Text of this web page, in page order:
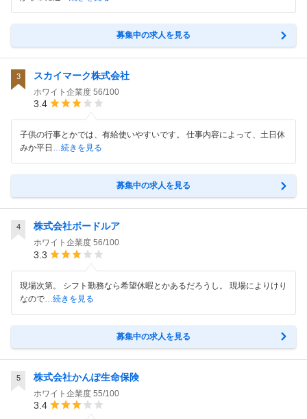
募集中の求人を見る
3 スカイマーク株式会社
ホワイト企業度 56/100
3.4
子供の行事とかでは、有給使いやすいです。 仕事内容によって、土日休
みか平日 …続きを見る
募集中の求人を見る
4 株式会社ボードルア
ホワイト企業度 56/100
3.3
現場次第。 シフト勤務なら希望休暇とかあるだろうし。 現場によりけり
なので …続きを見る
募集中の求人を見る
5 株式会社かんぽ生命保険
ホワイト企業度 55/100
3.4